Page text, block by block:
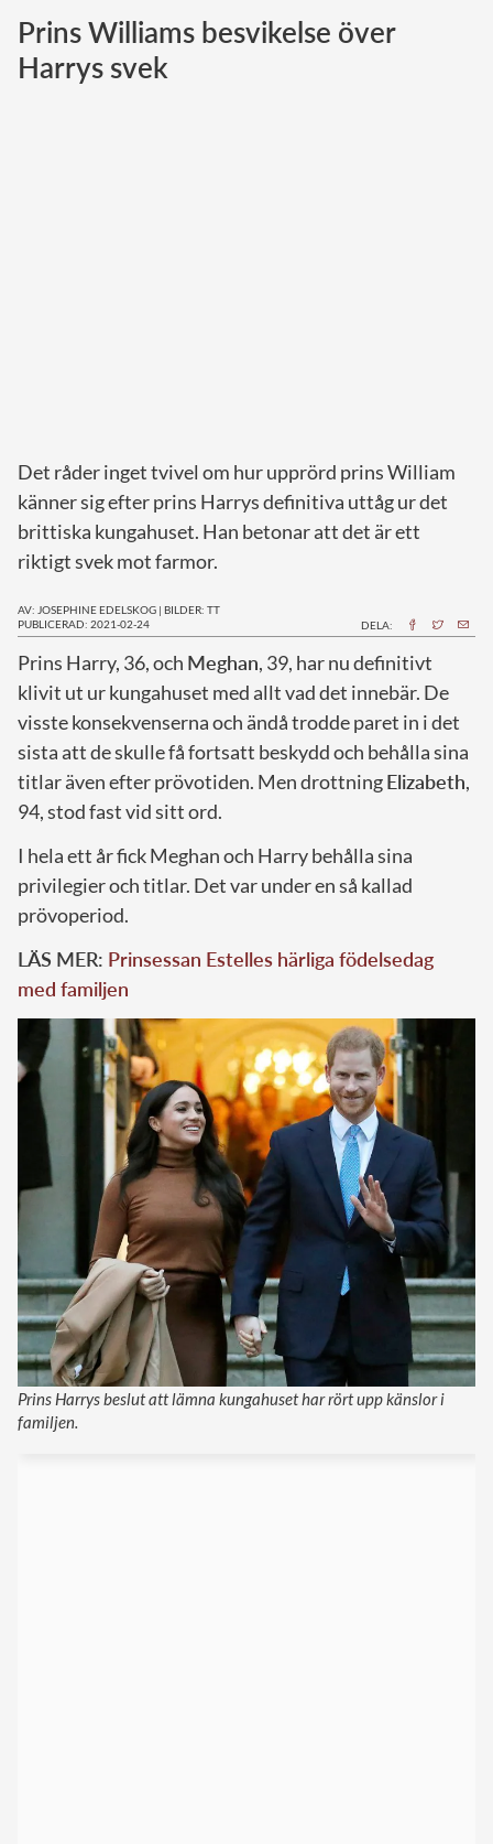
Norska kungahuset
Prins Williams besvikelse över
Harrys svek
Det råder inget tvivel om hur upprörd prins William
känner sig efter prins Harrys definitiva uttåg ur det
brittiska kungahuset. Han betonar att det är ett
riktigt svek mot farmor.
AV: JOSEPHINE EDELSKOG | BILDER: TT
PUBLICERAD: 2021-02-24
DELA:
Prins Harry, 36, och Meghan, 39, har nu definitivt
klivit ut ur kungahuset med allt vad det innebär. De
visste konsekvenserna och ändå trodde paret in i det
sista att de skulle få fortsatt beskydd och behålla sina
titlar även efter prövotiden. Men drottningElizabeth,
94, stod fast vid sitt ord.
I hela ett år fick Meghan och Harry behålla sina
privilegier och titlar. Det var under en så kallad
prövoperiod.
LÄS MER: Prinsessan Estelles härliga födelsedag
med familjen
Prins Harrys beslut att lämna kungahuset har rört upp känslor i
familjen.